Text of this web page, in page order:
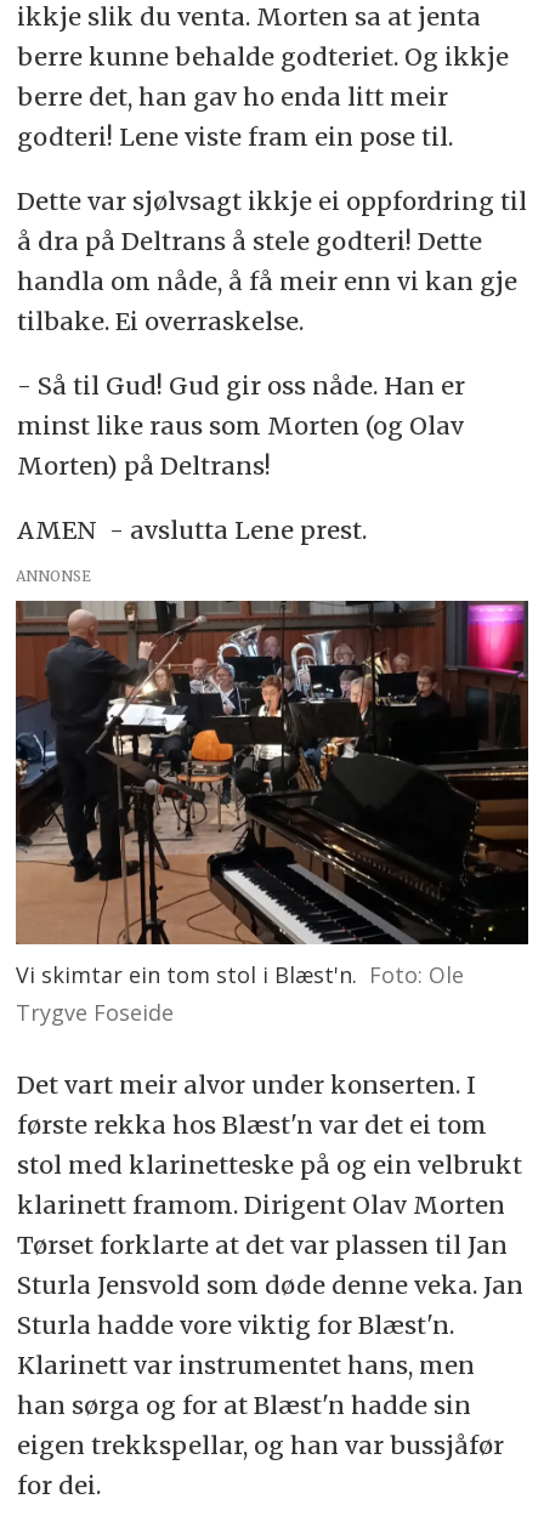
ikkje slik du venta. Morten sa at jenta
berre kunne behalde godteriet. Og ikkje
berre det, han gav ho enda litt meir
godteri! Lene viste fram ein pose til.
Dette var sjølvsagt ikkje ei oppfordring til
å dra på Deltrans å stele godteri! Dette
handla om nåde, å få meir enn vi kan gje
tilbake. Ei overraskelse.
- Så til Gud! Gud gir oss nåde. Han er
minst like raus som Morten (og Olav
Morten) på Deltrans!
AMEN - avslutta Lene prest.
ANNONSE
Vi skimtar ein tom stol i Blæst'n. Foto: Ole
Trygve Foseide
Det vart meir alvor under konserten. I
første rekka hos Blæst'n var det ei tom
stol med klarinetteske på og ein velbrukt
klarinett framom. Dirigent Olav Morten
Tørset forklarte at det var plassen til Jan
Sturla Jensvold som døde denne veka. Jan
Sturla hadde vore viktig for Blæst'n.
Klarinett var instrumentet hans, men
han sørga og for at Blæst'n hadde sin
eigen trekkspellar, og han var bussjåfør
for dei.